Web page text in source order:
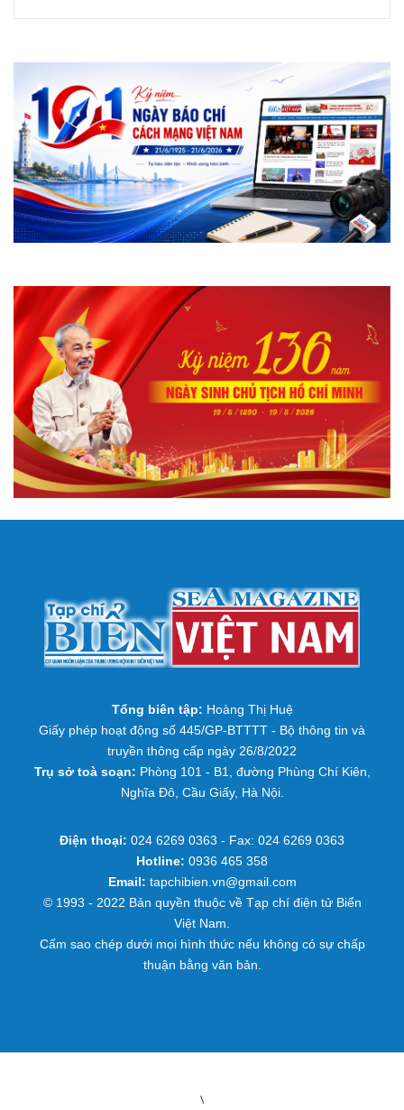
Tổng biên tập: Hoàng Thị Huệ
Giấy phép hoạt động số 445/GP-BTTTT - Bộ thông tin và
truyền thông cấp ngày 26/8/2022
Trụ sở toà soạn: Phòng 101 - B1, đường Phùng Chí Kiên,
Nghĩa Đô, Cầu Giấy, Hà Nội.
Điện thoại: 024 6269 0363 - Fax: 024 6269 0363
Hotline: 0936 465 358
Email: tapchibien.vn@gmail.com
© 1993 - 2022 Bản quyền thuộc về Tạp chí điện tử Biển
Việt Nam.
Cấm sao chép dưới mọi hình thức nếu không có sự chấp
thuận bằng văn bản.
\